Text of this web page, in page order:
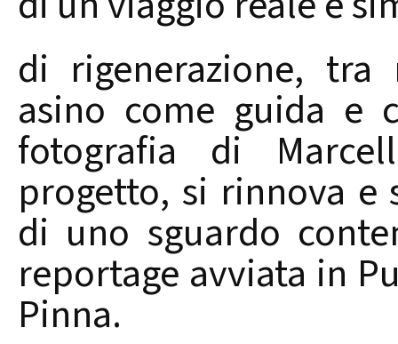
di rigenerazione,
asino come guida e
fotografia di
progetto, si rinnova e
di uno sguardo
reportage avviata in
Pinna.